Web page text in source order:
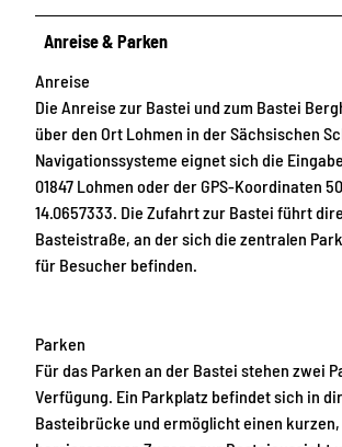
Anreise & Parken
Anreise
Die Anreise zur Bastei und zum Bastei
über den Ort Lohmen in der Sächsischen
Navigationssysteme eignet sich die
01847 Lohmen oder der GPS-Koordinaten
14.0657333. Die Zufahrt zur Bastei führt
Basteistraße, an der sich die zentralen
für Besucher befinden.
Parken
Für das Parken an der Bastei stehen zwei
Verfügung. Ein Parkplatz befindet sich in
Basteibrücke und ermöglicht einen